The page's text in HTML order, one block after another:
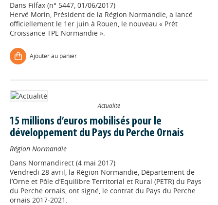
Dans Filfax (n° 5447, 01/06/2017)
Hervé Morin, Président de la Région Normandie, a lancé
officiellement le 1er juin à Rouen, le nouveau « Prêt
Croissance TPE Normandie ».
Ajouter au panier
Actualité
15 millions d’euros mobilisés pour le
développement du Pays du Perche Ornais
Région Normandie
Dans Normandirect (4 mai 2017)
Vendredi 28 avril, la Région Normandie, Département de
l’Orne et Pôle d’Equilibre Territorial et Rural (PETR) du Pays
du Perche ornais, ont signé, le contrat du Pays du Perche
ornais 2017-2021.